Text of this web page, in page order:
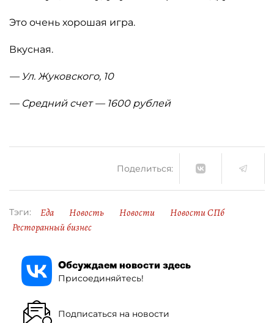
Это очень хорошая игра.
Вкусная.
— Ул. Жуковского, 10
— Средний счет — 1600 рублей
Поделиться:
Тэги: Еда Новость Новости
Новости СПб
Ресторанный бизнес
Обсуждаем новости здесь
Присоединяйтесь!
Подписаться на новости